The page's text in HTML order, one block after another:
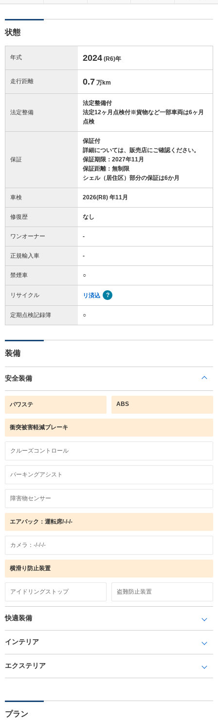
状態
年式 2024 (R6)年
走行距離 0.7 万km
法定整備
法定整備付
法定12ヶ月点検付※貨物など一部車両は6ヶ月
点検
保証
保証付
詳細については、販売店にご確認ください。
保証期限：2027年11月
保証距離：無制限
シェル（居住区）部分の保証は6か月
車検 2026(R8) 年11月
修復歴 なし
ワンオーナー -
正規輸入車 -
禁煙車 ○
リサイクル リ済込
定期点検記録簿 ○
装備
安全装備
パワステ ABS
衝突被害軽減ブレーキ
クルーズコントロール
パーキングアシスト
障害物センサー
エアバック：運転席/-/-/-
カメラ：-/-/-/-
横滑り防止装置
アイドリングストップ 盗難防止装置
快適装備
インテリア
エクステリア
プラン